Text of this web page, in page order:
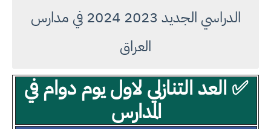
الدراسي الجديد 2023 2024 في مدارس
العراق
✅ العد التنازلي لاول يوم دوام في
المدارس